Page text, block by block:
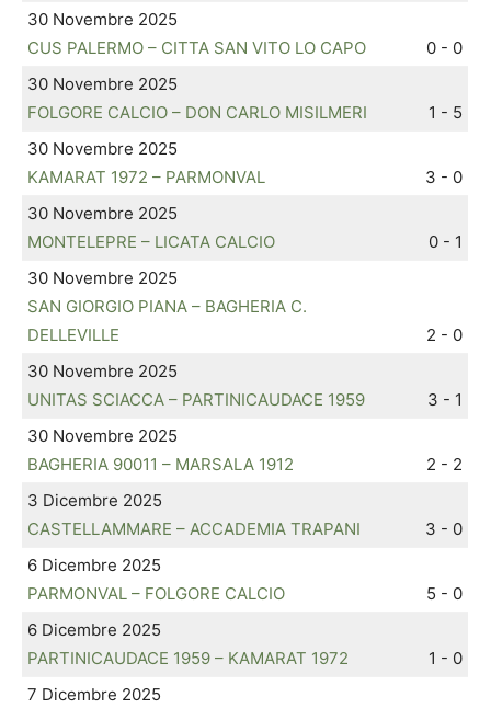
30 Novembre 2025
CUS PALERMO – CITTA SAN VITO LO CAPO
0 - 0
30 Novembre 2025
FOLGORE CALCIO – DON CARLO MISILMERI
1 - 5
30 Novembre 2025
KAMARAT 1972 – PARMONVAL
3 - 0
30 Novembre 2025
MONTELEPRE – LICATA CALCIO
0 - 1
30 Novembre 2025
SAN GIORGIO PIANA – BAGHERIA C.
DELLEVILLE
2 - 0
30 Novembre 2025
UNITAS SCIACCA – PARTINICAUDACE 1959
3 - 1
30 Novembre 2025
BAGHERIA 90011 – MARSALA 1912
2 - 2
3 Dicembre 2025
CASTELLAMMARE – ACCADEMIA TRAPANI
3 - 0
6 Dicembre 2025
PARMONVAL – FOLGORE CALCIO
5 - 0
6 Dicembre 2025
PARTINICAUDACE 1959 – KAMARAT 1972
1 - 0
7 Dicembre 2025